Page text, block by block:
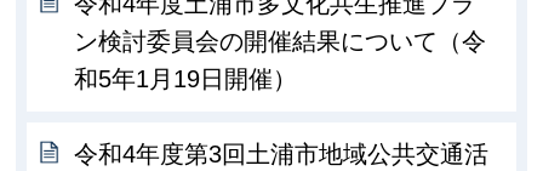
ン検討委員会の開催結果について（令
和5年1月19日開催）
令和4年度第3回土浦市地域公共交通活